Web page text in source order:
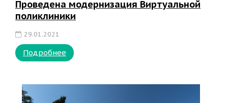
Проведена модернизация Виртуальной
поликлиники
29.01.2021
Подробнее